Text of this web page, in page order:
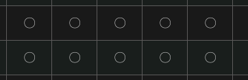
〇 〇 〇 〇 〇
〇 〇 〇 〇 〇